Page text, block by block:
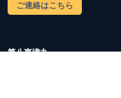
ご連絡はこちら
第八恵津丸